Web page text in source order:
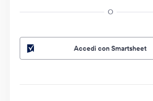
O
Accedi con Smartsheet